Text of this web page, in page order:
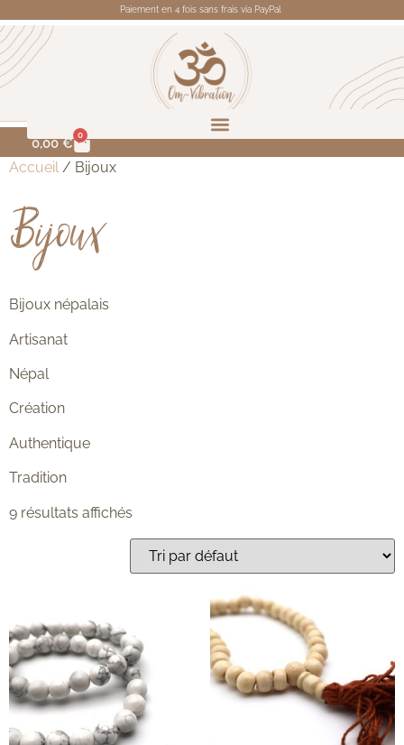
Paiement en 4 fois sans frais via PayPal
0,00€ 0
Accueil/ Bijoux
Bijoux
Bijoux népalais
Artisanat
Népal
Création
Authentique
Tradition
9 résultats affichés